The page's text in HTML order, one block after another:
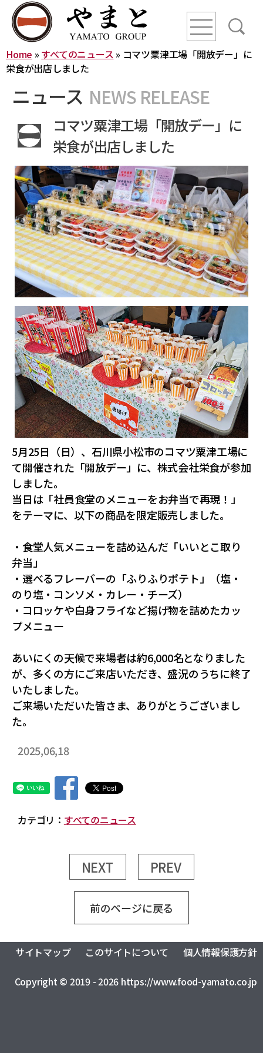
line
line
line
ニュース
YAMATO WAY
会社概要
やまとグループ株式会社
株式会社ヤマトアグリ
株式会社大和
株式会社栄食
株式会社ONKURI
株式会社未来への恋文
おふくろの味総合研究所
食品製造品質研究所
株式会社カーチョイス
株式会社COMMON
株式会社UNITY
一般社団法人シニアミール協会
株式会社HAND
株式会社ライクイット
株式会社ファミリア
株式会社NEXT
株式会社make better
株式会社ピース
株式会社YAMATO Asia
株式会社Anniversary
カーチョイス・レンタカーサービス株式会社
株式会社AKKO
株式会社プラスぽぽぽ
特定非営利活動法人ホームホスピスこまつ
一般社団法人日本うんこ文化学会
沿革
事業内容
トータルライフスタイル創造事業
農業法人の運営・管理事業
加工製造事業
フードサービス事業
コミュニティ事業
リサーチ・アンド・デベロップメント事業
食品の品質・衛生管理トータルサポート事業
ロジスティクス事業
レンタカーサービス事業
福祉就労支援事業
インシュアランス事業
資格認定事業
グローバル・ネットワーク事業
CSR
健康経営の取り組みについて
採用情報
Home » すべてのニュース » コマツ粟津工場「開放デー」に
栄食が出店しました
ニュース NEWS RELEASE
コマツ粟津工場「開放デー」に
栄食が出店しました
5月25日（日）、石川県小松市のコマツ粟津工場に
て開催された「開放デー」に、株式会社栄食が参加
しました。
当日は「社員食堂のメニューをお弁当で再現！」
をテーマに、以下の商品を限定販売しました。
・食堂人気メニューを詰め込んだ「いいとこ取り
弁当」
・選べるフレーバーの「ふりふりポテト」（塩・
のり塩・コンソメ・カレー・チーズ）
・コロッケや白身フライなど揚げ物を詰めたカッ
プメニュー
あいにくの天候で来場者は約6,000名となりました
が、多くの方にご来店いただき、盛況のうちに終了
いたしました。
ご来場いただいた皆さま、ありがとうございまし
た。
2025,06,18
カテゴリ： すべてのニュース
NEXT PREV
前のページに戻る
サイトマップ このサイトについて 個人情報保護方針
Copyright © 2019 - 2026 https://www.food-yamato.co.jp